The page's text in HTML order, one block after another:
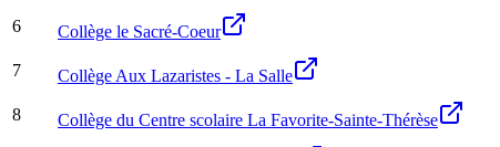
6 Collège le Sacré-Coeur
7 Collège Aux Lazaristes - La Salle
8 Collège du Centre scolaire La Favorite-Sainte-Thérèse